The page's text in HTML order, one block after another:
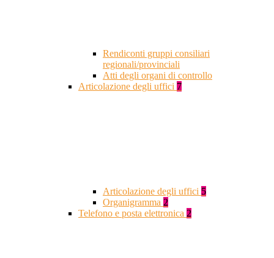
Rendiconti gruppi consiliari
regionali/provinciali
Atti degli organi di controllo
Articolazione degli uffici 7
Articolazione degli uffici 5
Organigramma 2
Telefono e posta elettronica 2